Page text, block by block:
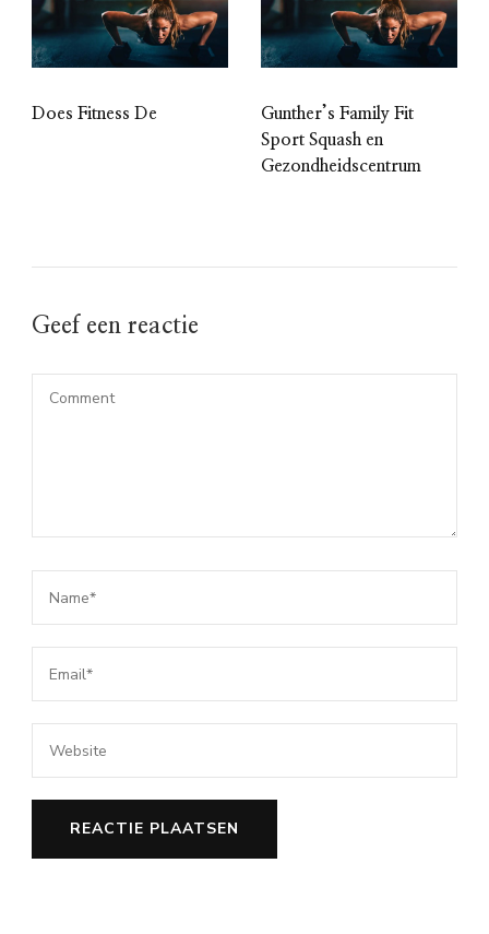
Does Fitness De
Gunther’s Family Fit
Sport Squash en
Gezondheidscentrum
Geef een reactie